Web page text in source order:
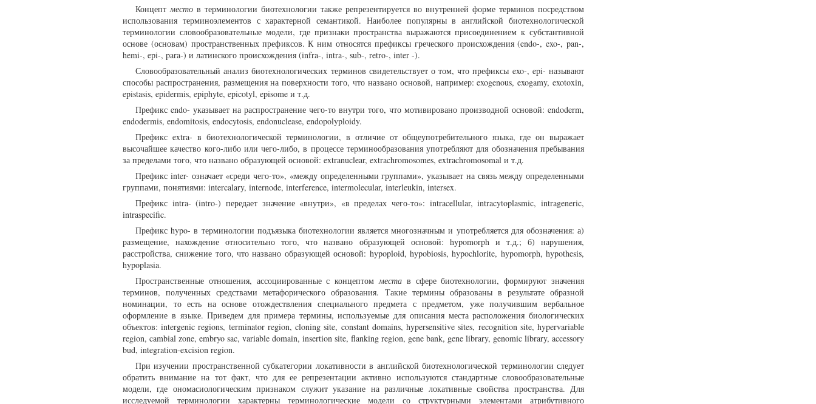
Концептместо в терминологии биотехнологии также репрезентируется во внутренней форме терминов посредством
использования терминоэлементов с характерной семантикой. Наиболее популярны в английской биотехнологической
терминологии словообразовательные модели, где признаки пространства выражаются присоединением к субстантивной
основе (основам) пространственных префиксов. К ним относятся префиксы греческого происхождения (endo-, exo-, pan-,
hemi-, epi-, para-) и латинского происхождения (infra-, intra-, sub-, retro-, inter -).
Словообразовательный анализ биотехнологических терминов свидетельствует о том, что префиксы exo-, epi- называют
способы распространения, размещения на поверхности того, что названо основой, например: exogenous, exogamy, exotoxin,
epistasis, epidermis, epiphyte, epicotyl, episome и т.д.
Префикс endo- указывает на распространение чего-то внутри того, что мотивировано производной основой: endoderm,
endodermis, endomitosis, endocytosis, endonuclease, endopolyploidy.
Префикс extra- в биотехнологической терминологии, в отличие от общеупотребительного языка, где он выражает
высочайшее качество кого-либо или чего-либо, в процессе терминообразования употребляют для обозначения пребывания
за пределами того, что названо образующей основой: extranuclear, extrachromosomes, extrachromosomal и т.д.
Префикс inter- означает «среди чего-то», «между определенными группами», указывает на связь между определенными
группами, понятиями: intercalary, internode, interference, intermolecular, interleukin, intersex.
Префикс intra- (intro-) передает значение «внутри», «в пределах чего-то»: intracellular, intracytoplasmic, intrageneric,
intraspecific.
Префикс hypo- в терминологии подъязыка биотехнологии является многозначным и употребляется для обозначения: а)
размещение, нахождение относительно того, что названо образующей основой: hypomorph и т.д.; б) нарушения,
расстройства, снижение того, что названо образующей основой: hypoploid, hypobiosis, hypochlorite, hypomorph, hypothesis,
hypoplasia.
Пространственные отношения, ассоциированные с концептомместа в сфере биотехнологии, формируют значения
терминов, полученных средствами метафорического образования. Такие термины образованы в результате образной
номинации, то есть на основе отождествления специального предмета с предметом, уже получившим вербальное
оформление в языке. Приведем для примера термины, используемые для описания места расположения биологических
объектов: intergenic regions, terminator region, cloning site, constant domains, hypersensitive sites, recognition site, hypervariable
region, cambial zone, embryo sac, variable domain, insertion site, flanking region, gene bank, gene library, genomic library, accessory
bud, integration-excision region.
При изучении пространственной субкатегории локативности в английской биотехнологической терминологии следует
обратить внимание на тот факт, что для ее репрезентации активно используются стандартные словообразовательные
модели, где ономасиологическим признаком служит указание на различные локативные свойства пространства. Для
исследуемой терминологии характерны терминологические модели со структурными элементами атрибутивного